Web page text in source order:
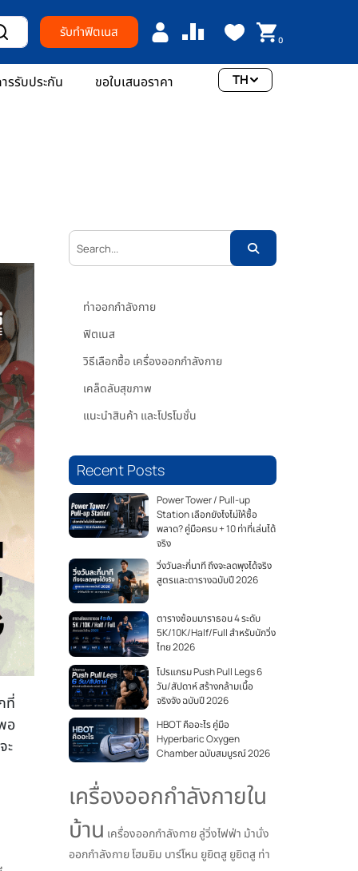
รับทำฟิตเนส 0
รรับประกัน ขอใบเสนอราคา TH
ที่
อ
ะ
ท่าออกกำลังกาย
ฟิตเนส
วิธีเลือกซื้อ เครื่องออกกำลังกาย
เคล็ดลับสุขภาพ
แนะนำสินค้า และโปรโมชั่น
Recent Posts
Power Tower / Pull-up
Station เลือกยังไงไม่ให้ซื้อ
พลาด? คู่มือครบ + 10 ท่าที่เล่นได้
จริง
วิ่งวันละกี่นาที ถึงจะลดพุงได้จริง
สูตรและตารางฉบับปี 2026
ตารางซ้อมมาราธอน 4 ระดับ
5K/10K/Half/Full สำหรับนักวิ่ง
ไทย 2026
โปรแกรม Push Pull Legs 6
วัน/สัปดาห์ สร้างกล้ามเนื้อ
จริงจัง ฉบับปี 2026
HBOT คืออะไร คู่มือ
Hyperbaric Oxygen
Chamber ฉบับสมบูรณ์ 2026
เครื่องออกกำลังกายใน
บ้าน เครื่องออกกำลังกายลู่วิ่งไฟฟ่า ม้านั่ง
ออกกำลังกายโฮมยิม บาร์โหน ยูยิตสู ยูยิตสู ท่า